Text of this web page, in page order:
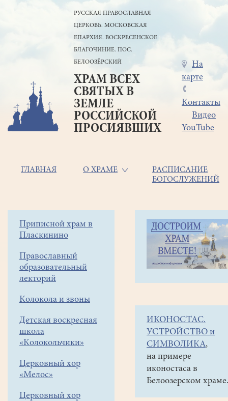
РУССКАЯ ПРАВОСЛАВНАЯ
ЦЕРКОВЬ. МОСКОВСКАЯ
ЕПАРХИЯ. ВОСКРЕСЕНСКОЕ
БЛАГОЧИНИЕ. ПОС.
БЕЛООЗЁРСКИЙ
ХРАМ ВСЕХ
СВЯТЫХ В
ЗЕМЛЕ
РОССИЙСКОЙ
ПРОСИЯВШИХ
Меню
в
шапке
На
карте
Контакты
Видео
YouTube
Основная
ГЛАВНАЯ О ХРАМЕ
РАСПИСАНИЕ
БОГОСЛУЖЕНИЙ
Боковое
меню
Приписной храм в
Пласкинино
Православный
образовательный
лекторий
Колокола и звоны
Детская воскресная
школа
«Колокольчики»
Церковный хор
«Мелос»
Церковный хор
Строка
навигации
Объявления
поздней
литургии
притворе
храма
состоится
ИКОНОСТАС.
УСТРОЙСТВО и
СИМВОЛИКА,
на примере
иконостаса в
Белоозерском храме.